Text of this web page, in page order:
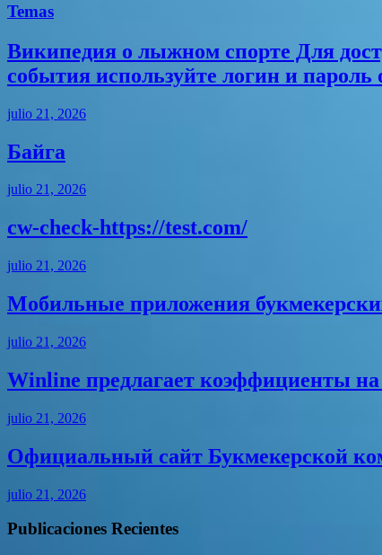
Temas
Википедия о лыжном спорте Для
события используйте логин и пароль
julio 21, 2026
Байга
julio 21, 2026
cw-check-https://test.com/
julio 21, 2026
Мобильные приложения
julio 21, 2026
Winline предлагает коэффициенты
julio 21, 2026
Официальный сайт Букмекерской
julio 21, 2026
Publicaciones Recientes